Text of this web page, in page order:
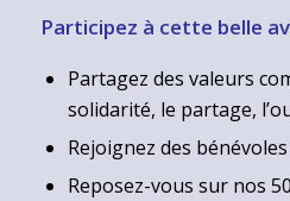
Participez à cette belle
Partagez des valeurs
solidarité, le partage,
Rejoignez des
Reposez-vous sur nos